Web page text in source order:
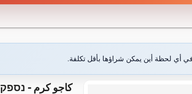
في أي لحظة أين يمكن شراؤها بأقل تكلفة.
كاجو كرم - נספק